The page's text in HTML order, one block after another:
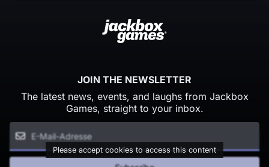
JOIN THE NEWSLETTER
The latest news, events, and laughs from Jackbox
Games, straight to your inbox.
Please accept cookies to access this content